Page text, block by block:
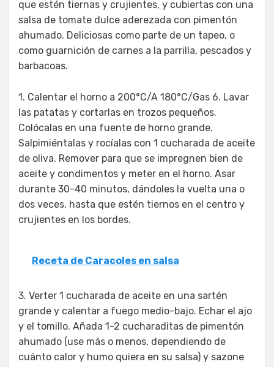
que estén tiernas y crujientes, y cubiertas con una
salsa de tomate dulce aderezada con pimentón
ahumado. Deliciosas como parte de un tapeo, o
como guarnición de carnes a la parrilla, pescados y
barbacoas.
1. Calentar el horno a 200°C/A 180°C/Gas 6. Lavar
las patatas y cortarlas en trozos pequeños.
Colócalas en una fuente de horno grande.
Salpimiéntalas y rocíalas con 1 cucharada de aceite
de oliva. Remover para que se impregnen bien de
aceite y condimentos y meter en el horno. Asar
durante 30-40 minutos, dándoles la vuelta una o
dos veces, hasta que estén tiernos en el centro y
crujientes en los bordes.
Receta de Caracoles en salsa
3. Verter 1 cucharada de aceite en una sartén
grande y calentar a fuego medio-bajo. Echar el ajo
y el tomillo. Añada 1-2 cucharaditas de pimentón
ahumado (use más o menos, dependiendo de
cuánto calor y humo quiera en su salsa) y sazone